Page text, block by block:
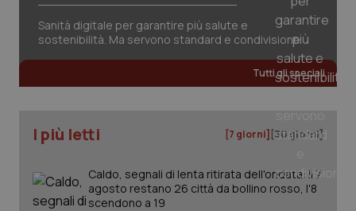
Sanità digitale per garantire più salute e
sostenibilità. Ma servono standard e condivisione
Tutti gli speciali
I più letti [7 giorni] [30 giorni]
Caldo, segnali di lenta ritirata dell'ondata: il 7
agosto restano 26 città da bollino rosso, l'8
scendono a 19
CookieScriptConsent
CookieScript
www.quotidianosanita.it
5